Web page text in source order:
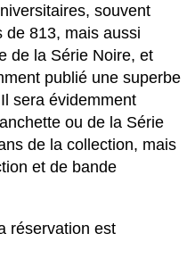
souvent
de 813, mais aussi
de la Série Noire, et
publié une superbe
sera évidemment
ou de la Série
de la collection, mais
et de bande
réservation est